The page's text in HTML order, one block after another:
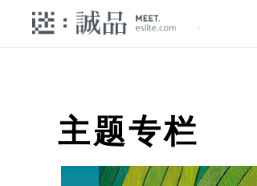
主题专栏